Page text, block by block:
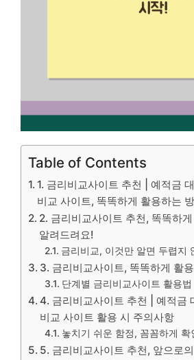
Table of Contents
1. 금리비교사이트 추천 | 예적금
비교 사이트, 똑똑하게 활용하는
2. 금리비교사이트 추천, 똑똑하
알려드려요!
금리비교, 이것만 알면 두렵지
3. 금리비교사이트, 똑똑하게 활
단계별 금리비교사이트 활용법
4. 금리비교사이트 추천 | 예적금
비교 사이트 활용 시 주의사항
놓치기 쉬운 함정, 꼼꼼하게 확
5. 금리비교사이트 추천, 앞으로